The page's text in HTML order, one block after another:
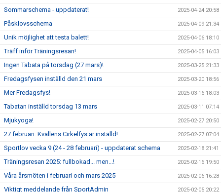
Sommarschema - uppdaterat! 2025-04-24 20:58
Påsklovsschema 2025-04-09 21:34
Unik möjlighet att testa balett! 2025-04-06 18:10
Träff inför Träningsresan! 2025-04-05 16:03
Ingen Tabata på torsdag (27 mars)! 2025-03-25 21:33
Fredagsfysen inställd den 21 mars 2025-03-20 18:56
Mer Fredagsfys! 2025-03-16 18:03
Tabatan inställd torsdag 13 mars 2025-03-11 07:14
Mjukyoga! 2025-02-27 20:50
27 februari: Kvällens Cirkelfys är inställd! 2025-02-27 07:04
Sportlov vecka 9 (24 - 28 februari) - uppdaterat schema 2025-02-18 21:41
Träningsresan 2025: fullbokad... men...! 2025-02-16 19:50
Våra årsmöten i februari och mars 2025 2025-02-06 16:28
Viktigt meddelande från SportAdmin 2025-02-05 20:22